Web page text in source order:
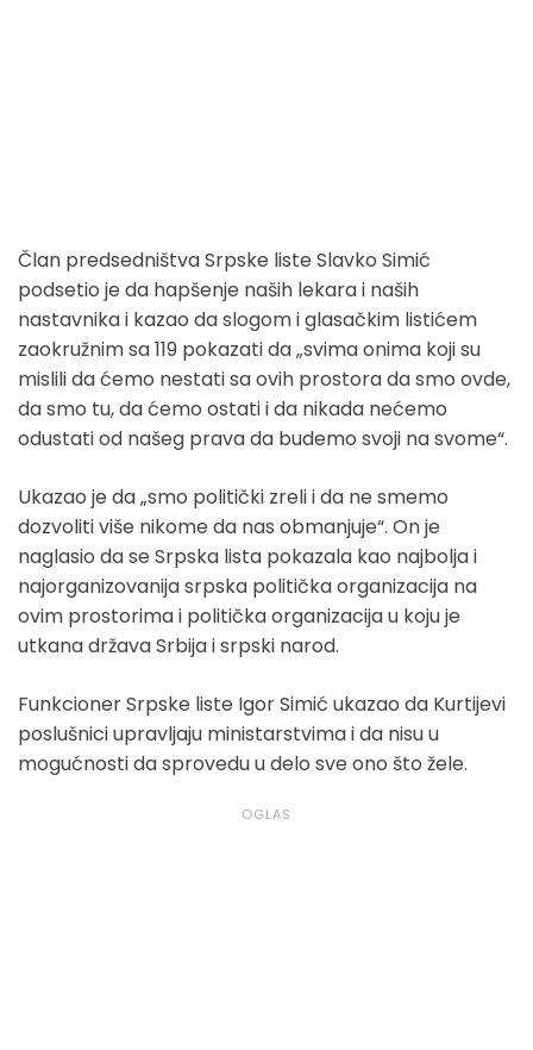
Član predsedništva Srpske liste Slavko Simić
podsetio je da hapšenje naših lekara i naših
nastavnika i kazao da slogom i glasačkim listićem
zaokružnim sa 119 pokazati da „svima onima koji su
mislili da ćemo nestati sa ovih prostora da smo ovde,
da smo tu, da ćemo ostati i da nikada nećemo
odustati od našeg prava da budemo svoji na svome“.
Ukazao je da „smo politički zreli i da ne smemo
dozvoliti više nikome da nas obmanjuje“. On je
naglasio da se Srpska lista pokazala kao najbolja i
najorganizovanija srpska politička organizacija na
ovim prostorima i politička organizacija u koju je
utkana država Srbija i srpski narod.
Funkcioner Srpske liste Igor Simić ukazao da Kurtijevi
poslušnici upravljaju ministarstvima i da nisu u
mogućnosti da sprovedu u delo sve ono što žele.